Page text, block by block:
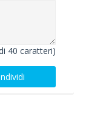
40 caratteri)